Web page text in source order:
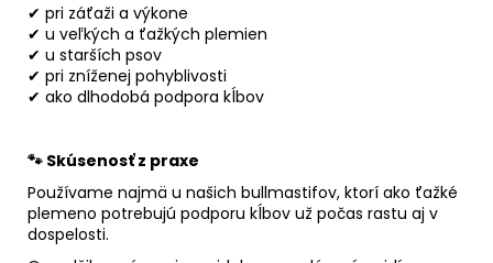
✔ pri záťaži a výkone
✔ u veľkých a ťažkých plemien
✔ u starších psov
✔ pri zníženej pohyblivosti
✔ ako dlhodobá podpora kĺbov
🐾 Skúsenosť z praxe
Používame najmä u našich bullmastifov, ktorí ako ťažké
plemeno potrebujú podporu kĺbov už počas rastu aj v
dospelosti.